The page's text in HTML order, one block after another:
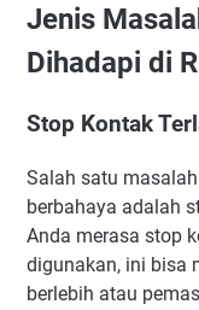
Jenis
Dihadapi di
Stop Kontak
Salah satu
berbahaya adalah
Anda merasa stop
digunakan, ini bisa
berlebih atau